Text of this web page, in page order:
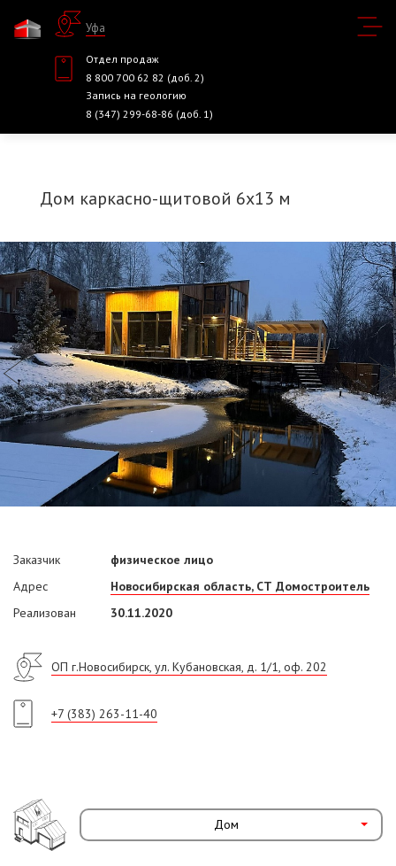
Уфа
Отдел продаж
8 800 700 62 82 (доб. 2)
Запись на геологию
8 (347) 299-68-86 (доб. 1)
Дом каркасно-щитовой 6х13 м
Заказчик
физическое лицо
Адрес
Новосибирская область, СТ Домостроитель
Реализован
30.11.2020
ОП г.Новосибирск, ул. Кубановская, д. 1/1, оф. 202
+7 (383) 263-11-40
Дом